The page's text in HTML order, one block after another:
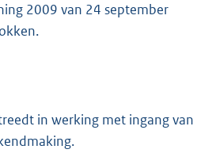
2009 van 24 september
in werking met ingang van